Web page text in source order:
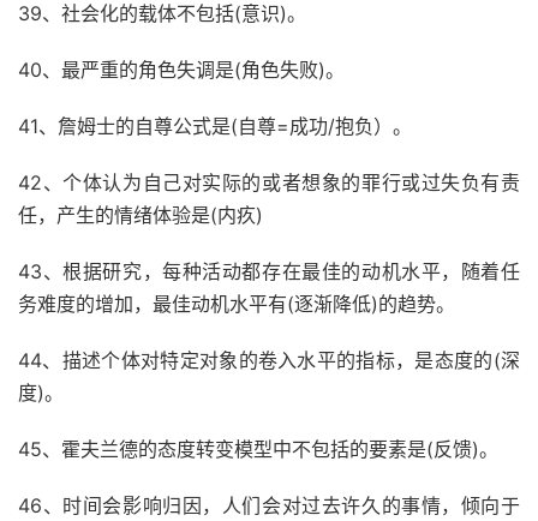
39、社会化的载体不包括(意识)。
40、最严重的角色失调是(角色失败)。
41、詹姆士的自尊公式是(自尊=成功/抱负）。
42、个体认为自己对实际的或者想象的罪行或过失负有责
任，产生的情绪体验是(内疚)
43、根据研究，每种活动都存在最佳的动机水平，随着任
务难度的增加，最佳动机水平有(逐渐降低)的趋势。
44、描述个体对特定对象的卷入水平的指标，是态度的(深
度)。
45、霍夫兰德的态度转变模型中不包括的要素是(反馈)。
46、时间会影响归因，人们会对过去许久的事情，倾向于